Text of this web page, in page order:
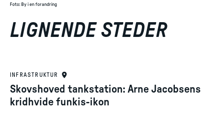
Foto: By i en forandring
LIGNENDE STEDER
INFRASTRUKTUR
Skovshoved tankstation: Arne Jacobsens
kridhvide funkis-ikon